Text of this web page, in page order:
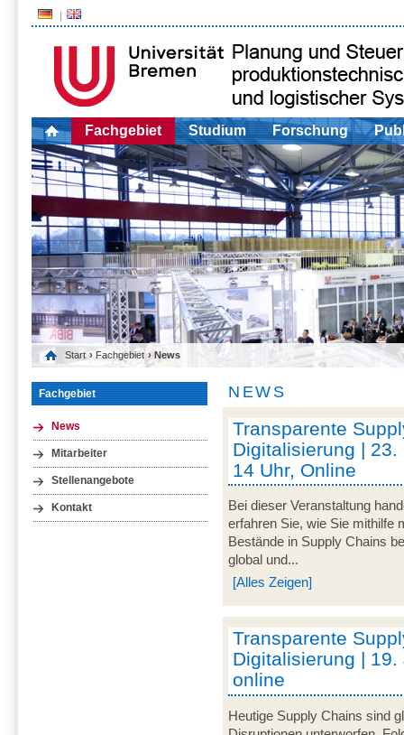
Fachgebiet Studium Forschung
Start › Fachgebiet › News
Fachgebiet
News
Mitarbeiter
Stellenangebote
Kontakt
NEWS
Transparente
Digitalisierung |
14 Uhr, Online
Bei dieser Veranstaltung
erfahren Sie, wie Sie mithilfe
Bestände in Supply Chains
global und...
[Alles Zeigen]
Transparente
Digitalisierung |
online
Heutige Supply Chains sind